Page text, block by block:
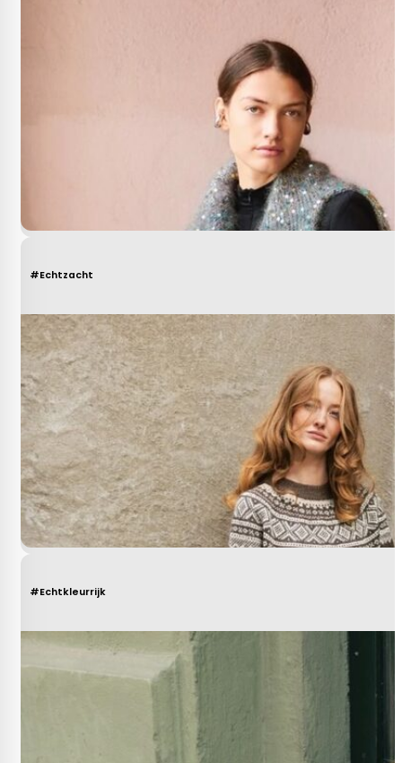
#Echtzacht
#Echtkleurrijk